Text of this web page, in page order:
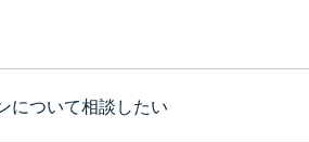
について相談したい